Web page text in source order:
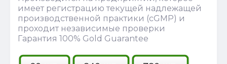
имеет регистрацию текущей надлежащей
производственной практики (cGMP) и
проходит независимые проверки
Гарантия 100% Gold Guarantee